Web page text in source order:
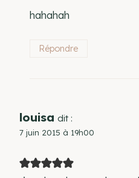
hahahah
Répondre
louisa dit :
7 juin 2015 à 19h00